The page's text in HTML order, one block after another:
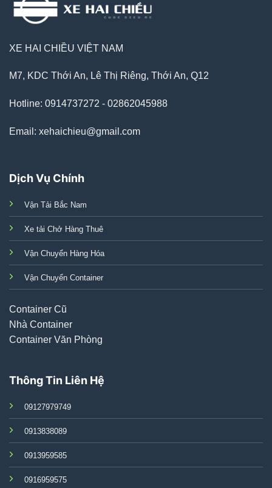
XE HAI CHIỀU VIỆT NAM
M7, KDC Thới An, Lê Thị Riêng, Thới An, Q12
Hotline: 0914737272 - 02862045988
Email: xehaichieu@gmail.com
Dịch Vụ Chính
Vận Tải Bắc Nam
Xe tải Chở Hàng Thuê
Vận Chuyển Hàng Hóa
Vận Chuyển Container
Container Cũ
Nhà Container
Container Văn Phòng
Thông Tin Liên Hệ
09127979749
0913838089
0913959585
0916959575